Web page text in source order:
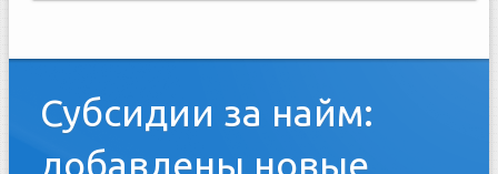
Субсидии за найм:
добавлены новые